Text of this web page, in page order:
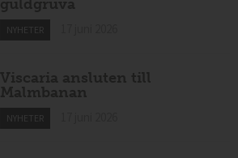
guldgruva
NYHETER
Viscaria ansluten till
Malmbanan
NYHETER